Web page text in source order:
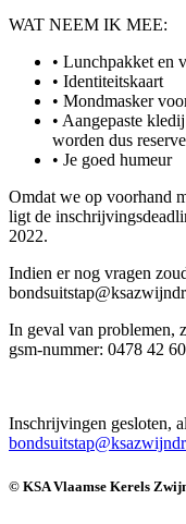
WAT NEEM IK MEE:
• Lunchpakket en
• Identiteitskaart
• Mondmasker
• Aangepaste
worden dus
• Je goed humeur
Omdat we op voorhand
ligt de
2022.
Indien er nog vragen
In geval van problemen,
gsm-nummer: 0478 42
Inschrijvingen gesloten,
© KSA Vlaamse Kerels